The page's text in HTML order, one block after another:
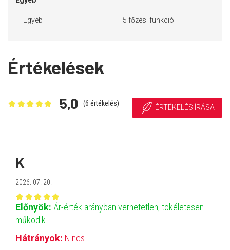
Egyéb 5 főzési funkció
Értékelések
5,0 (6 értékelés) ÉRTÉKELÉS ÍRÁSA
K
2026. 07. 20.
Előnyök: Ár-érték arányban verhetetlen, tökéletesen
működik
Hátrányok: Nincs